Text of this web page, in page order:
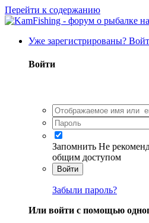
Перейти к содержанию
Уже зарегистрированы?
Войти
Запомнить Не
общим доступом
Войти
Забыли пароль?
Или войти с помощью